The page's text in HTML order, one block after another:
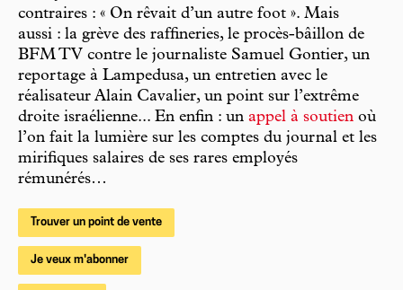
contraires : « On rêvait d’un autre foot ». Mais
aussi : la grève des raffineries, le procès-bâillon de
BFM TV contre le journaliste Samuel Gontier, un
reportage à Lampedusa, un entretien avec le
réalisateur Alain Cavalier, un point sur l’extrême
droite israélienne... En enfin : un appel à soutien où
l’on fait la lumière sur les comptes du journal et les
mirifiques salaires de ses rares employés
rémunérés…
Trouver un point de vente
Je veux m'abonner